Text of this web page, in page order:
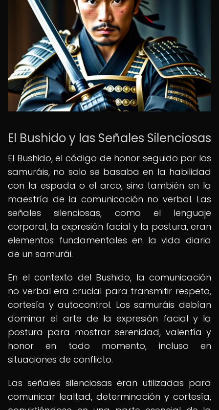
El Bushido y las Señales Silenciosas
El Bushido, el código de honor seguido por los
samuráis, no solo se basaba en la habilidad
con la espada o el arco, sino también en la
maestría de la comunicación no verbal. Las
señales silenciosas, como el lenguaje
corporal, la expresión facial y la postura, eran
elementos fundamentales en la vida diaria
de un samurái.
En el contexto del Bushido, la comunicación
no verbal era crucial para transmitir respeto,
cortesía y autocontrol. Los samuráis debían
dominar el arte de la expresión facial y la
postura para mostrar serenidad, valentía y
honor en todo momento, incluso en
situaciones de conflicto.
Las señales silenciosas eran utilizadas para
comunicar lealtad, determinación y cortesía,